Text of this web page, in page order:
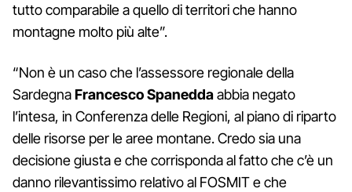
tutto comparabile a quello di territori che hanno
montagne molto più alte”.
“Non è un caso che l’assessore regionale della
SardegnaFrancesco Spaneddaabbia negato
l’intesa, in Conferenza delle Regioni, al piano di riparto
delle risorse per le aree montane. Credo sia una
decisione giusta e che corrisponda al fatto che c’è un
danno rilevantissimo relativo al FOSMIT e che